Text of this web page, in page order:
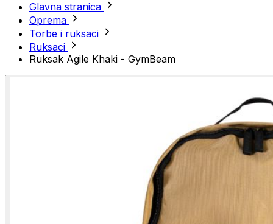
Glavna stranica
Oprema
Torbe i ruksaci
Ruksaci
Ruksak Agile Khaki - GymBeam